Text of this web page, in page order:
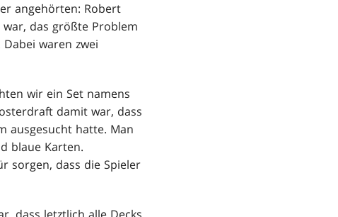
angehörten: Robert
das größte Problem
waren zwei
wir ein Set namens
damit war, dass
ausgesucht hatte. Man
blaue Karten.
sorgen, dass die Spieler